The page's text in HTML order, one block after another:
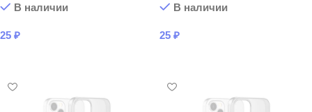
В наличии
25 ₽
В наличии
25 ₽